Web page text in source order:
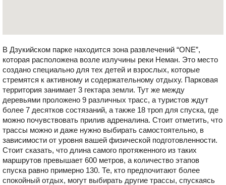
В Дзукийском парке находится зона развлечений “ONE”,
которая расположена возле излучины реки Неман. Это место
создано специально для тех детей и взрослых, которые
стремятся к активному и содержательному отдыху. Парковая
территория занимает 3 гектара земли. Тут же между
деревьями проложено 9 различных трасс, а туристов ждут
более 7 десятков состязаний, а также 18 троп для спуска, где
можно почувствовать прилив адреналина. Стоит отметить, что
трассы можно и даже нужно выбирать самостоятельно, в
зависимости от уровня вашей физической подготовленности.
Стоит сказать, что длина самого протяженного из таких
маршрутов превышает 600 метров, а количество этапов
спуска равно примерно 130. Те, кто предпочитают более
спокойный отдых, могут выбирать другие трассы, спускаясь